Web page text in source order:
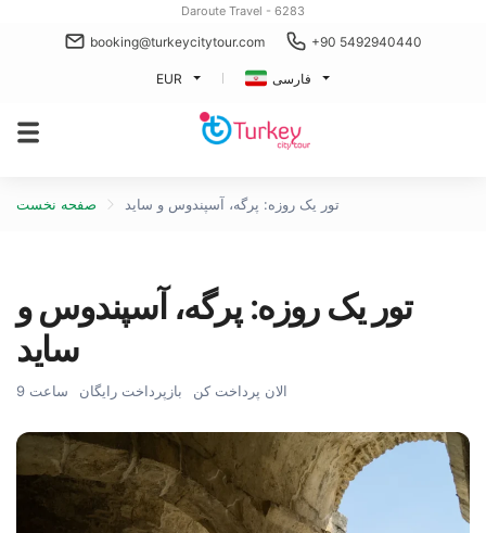
Daroute Travel - 6283
booking@turkeycitytour.com +90 5492940440
EUR فارسی
صفحه نخست تور یک روزه: پرگه، آسپندوس و ساید
تور یک روزه: پرگه، آسپندوس و
ساید
9 ساعت بازپرداخت رایگان الان پرداخت کن